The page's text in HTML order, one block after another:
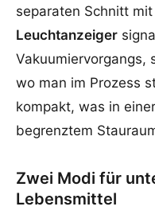
separaten Schnitt
Leuchtanzeiger
Vakuumiervorgangs,
wo man im Prozess
kompakt, was in
begrenztem
Zwei Modi für
Lebensmittel